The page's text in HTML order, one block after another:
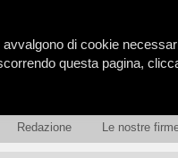
Redazione Le nostre
di cookie
questa pagina,